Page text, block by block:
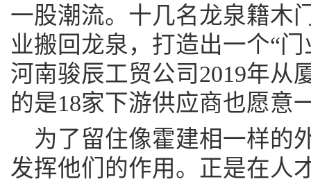
一股潮流。十几名龙泉籍木
业搬回龙泉，打造出一个“
河南骏辰工贸公司2019年从
的是18家下游供应商也愿
为了留住像霍建相一样的
发挥他们的作用。正是在人